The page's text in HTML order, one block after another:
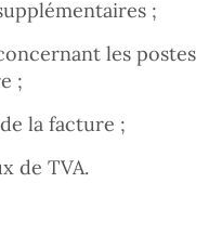
;
les postes
;
la facture ;
de TVA.